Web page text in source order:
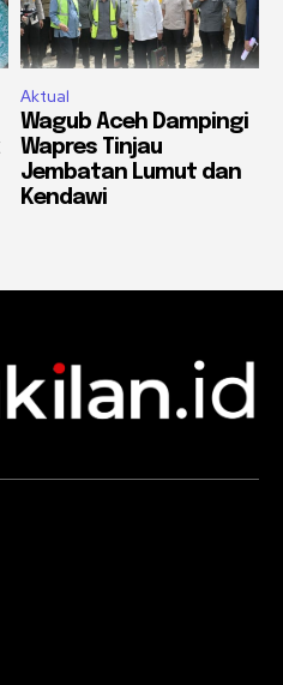
Aktual
Wagub Aceh Dampingi
Wapres Tinjau
Jembatan Lumut dan
Kendawi